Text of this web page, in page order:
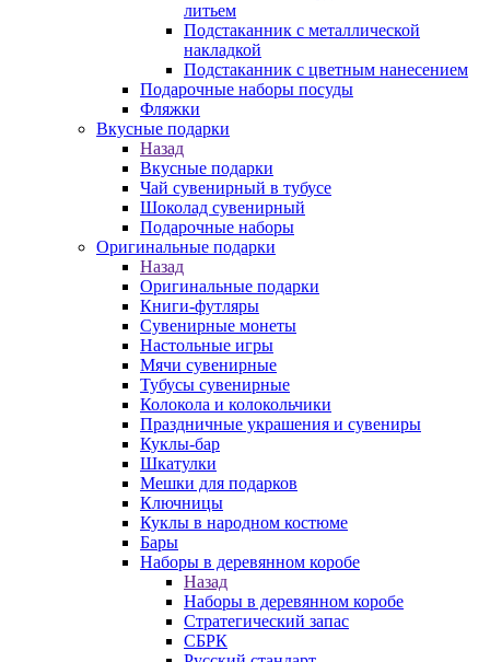
литьем
Подстаканник с металлической
накладкой
Подстаканник с цветным нанесением
Подарочные наборы посуды
Фляжки
Вкусные подарки
Назад
Вкусные подарки
Чай сувенирный в тубусе
Шоколад сувенирный
Подарочные наборы
Оригинальные подарки
Назад
Оригинальные подарки
Книги-футляры
Сувенирные монеты
Настольные игры
Мячи сувенирные
Тубусы сувенирные
Колокола и колокольчики
Праздничные украшения и сувениры
Куклы-бар
Шкатулки
Мешки для подарков
Ключницы
Куклы в народном костюме
Бары
Наборы в деревянном коробе
Назад
Наборы в деревянном коробе
Стратегический запас
СБРК